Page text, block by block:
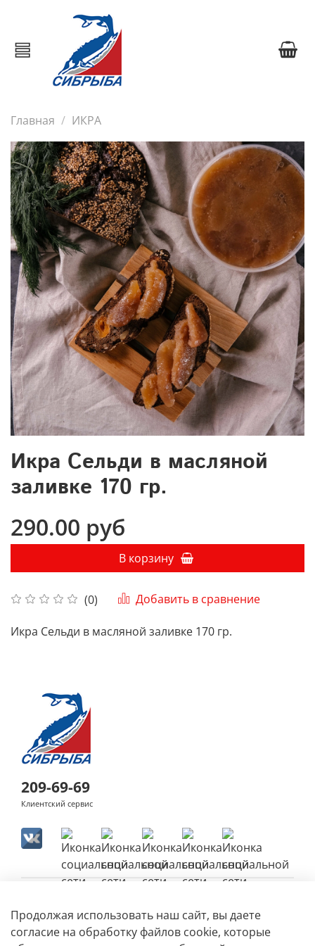
Главная ИКРА
Икра Сельди в масляной
заливке 170 гр.
(0) Добавить в сравнение
290.00 руб
В корзину
Икра Сельди в масляной заливке 170 гр.
209-69-69
Клиентский сервис
Продолжая использовать наш сайт, вы даете
согласие на обработку файлов cookie, которые